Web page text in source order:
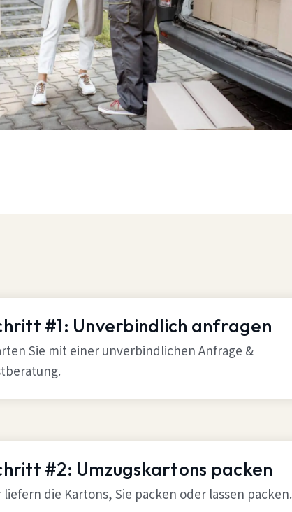
#1: Unverbindlich anfragen
Sie mit einer unverbindlichen Anfrage &
#2: Umzugskartons packen
liefern die Kartons, Sie packen oder lassen packen.